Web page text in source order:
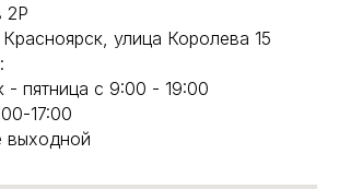
2Р
улица Королева 15
- пятница с 9:00 - 19:00
17:00
выходной